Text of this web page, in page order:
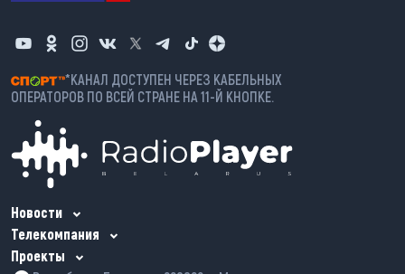
*КАНАЛ ДОСТУПЕН ЧЕРЕЗ КАБЕЛЬНЫХ
ОПЕРАТОРОВ ПО ВСЕЙ СТРАНЕ НА 11-Й КНОПКЕ.
Новости
Телекомпания
Проекты